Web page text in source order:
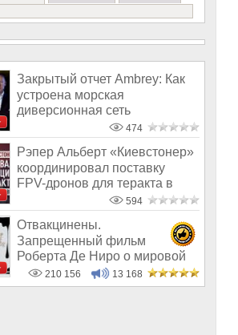
Закрытый отчет Ambrey: Как
устроена морская
диверсионная сеть
474
Рэпер Альберт «Киевстонер»
координировал поставку
FPV-дронов для теракта в
594
Отвакцинены.
Запрещенный фильм
Роберта Де Ниро о мировой
афере с вакцинами
210 156 13 168